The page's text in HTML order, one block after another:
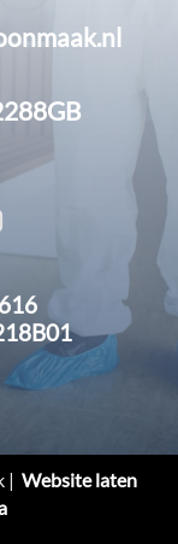
| Website laten